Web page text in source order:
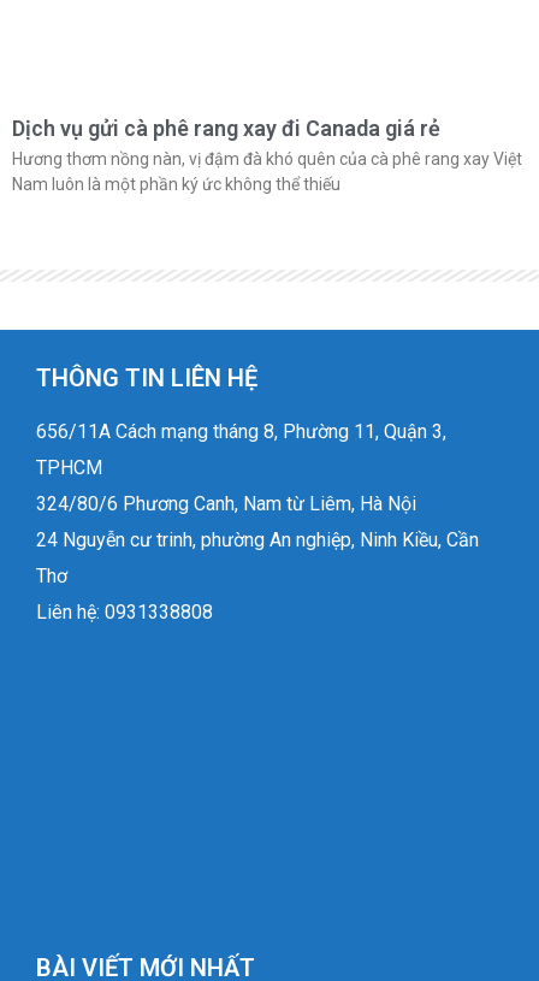
Dịch vụ gửi cà phê rang xay đi Canada giá rẻ
Hương thơm nồng nàn, vị đậm đà khó quên của cà phê rang xay Việt
Nam luôn là một phần ký ức không thể thiếu
THÔNG TIN LIÊN HỆ
656/11A Cách mạng tháng 8, Phường 11, Quận 3,
TPHCM
324/80/6 Phương Canh, Nam từ Liêm, Hà Nội
24 Nguyễn cư trinh, phường An nghiệp, Ninh Kiều, Cần
Thơ
Liên hệ: 0931338808
BÀI VIẾT MỚI NHẤT